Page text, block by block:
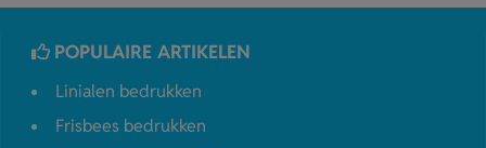
POPULAIRE ARTIKELEN
Linialen bedrukken
Frisbees bedrukken